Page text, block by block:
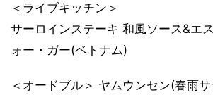
＜ライブキッチン＞
サーロインステーキ 和風ソース&エ
ォー・ガー(ベトナム)
＜オードブル＞ ヤムウンセン(春雨